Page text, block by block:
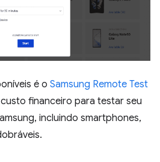
é o Samsung Remote Test
financeiro para testar seu
incluindo smartphones,